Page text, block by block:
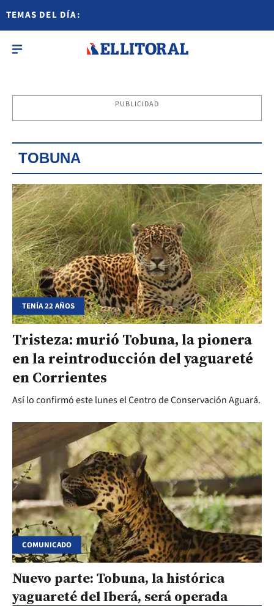
TEMAS DEL DÍA:
PUBLICIDAD
TOBUNA
TENÍA 22 AÑOS
Tristeza: murió Tobuna, la pionera
en la reintroducción del yaguareté
en Corrientes
Así lo confirmó este lunes el Centro de Conservación Aguará.
COMUNICADO
Nuevo parte: Tobuna, la histórica
yaguareté del Iberá, será operada